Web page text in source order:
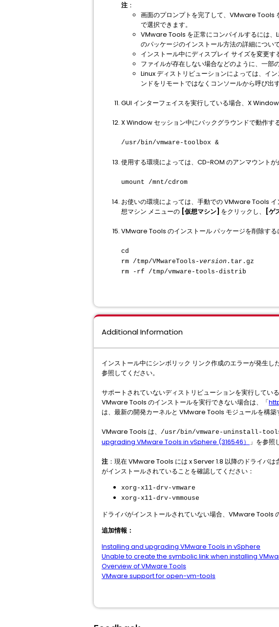
注：
画面のプロンプトを完了して、VMware Tools
で選択できます。
VMware Tools を正常にコンパイルするには、
のパッケージのインストール方法の詳細につい
インストール中にディスプレイ サイズを変更
ファイルが存在しない場合などのように、一部
Linux ディストリビューションによっては、イ
ンドをリモートではなくコンソールから呼び出
GUI インターフェイスを実行している場合、X
X Window セッション中にバックグラウンドで動作す
/usr/bin/vmware-toolbox &
使用する環境によっては、CD-ROM のアンマウント
umount /mnt/cdrom
お使いの環境によっては、手動での VMware Tools
想マシン メニューの [仮想マシン] をクリックし、 [ゲ
VMware Tools のインストール パッケージを削除する
cd
rm /tmp/VMwareTools- version .tar.gz
rm -rf /tmp/vmware-tools-distrib
Additional Information
インストール中にシンボリック リンク作成のエラーが発生し
参照してください。
サポートされていないディストリビューションを実行してい
VMware Tools のインストールを実行できない場合は、「
は、最新の開発カーネルと VMware Tools モジュールを構築
VMware Tools は、 /usr/bin/vmware-uninstall-
upgrading VMware Tools in vSphere (316546） 」を参照
注：現在 VMware Tools には x Server 1.8 以降のドライバ
がインストールされていることを確認してください：
xorg-x11-drv-vmware
xorg-x11-drv-vmmouse
ドライバがインストールされていない場合、VMware Tools
追加情報：
Installing and upgrading VMware Tools in vSphere
Unable to create the symbolic link when installing
Overview of VMware Tools
VMware support for open-vm-tools